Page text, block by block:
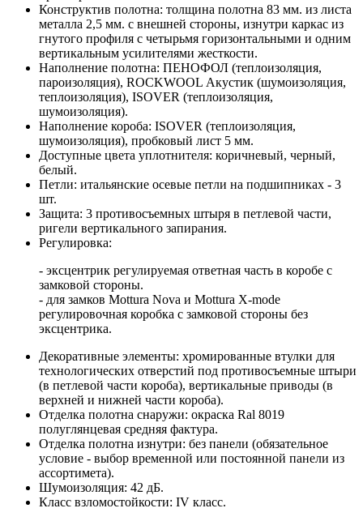
Конструктив полотна: толщина полотна 83 мм. из листа
металла 2,5 мм. с внешней стороны, изнутри каркас из
гнутого профиля с четырьмя горизонтальными и одним
вертикальным усилителями жесткости.
Наполнение полотна: ПЕНОФОЛ (теплоизоляция,
пароизоляция), ROCKWOOL Акустик (шумоизоляция,
теплоизоляция), ISOVER (теплоизоляция,
шумоизоляция).
Наполнение короба: ISOVER (теплоизоляция,
шумоизоляция), пробковый лист 5 мм.
Доступные цвета уплотнителя: коричневый, черный,
белый.
Петли: итальянские осевые петли на подшипниках - 3
шт.
Защита: 3 противосъемных штыря в петлевой части,
ригели вертикального запирания.
Регулировка:
- эксцентрик регулируемая ответная часть в коробе с
замковой стороны.
- для замков Mottura Nova и Mottura X-mode
регулировочная коробка с замковой стороны без
эксцентрика.
Декоративные элементы: хромированные втулки для
технологических отверстий под противосъемные штыри
(в петлевой части короба), вертикальные приводы (в
верхней и нижней части короба).
Отделка полотна снаружи: окраска Ral 8019
полуглянцевая средняя фактура.
Отделка полотна изнутри: без панели (обязательное
условие - выбор временной или постоянной панели из
ассортимета).
Шумоизоляция: 42 дБ.
Класс взломостойкости: IV класс.